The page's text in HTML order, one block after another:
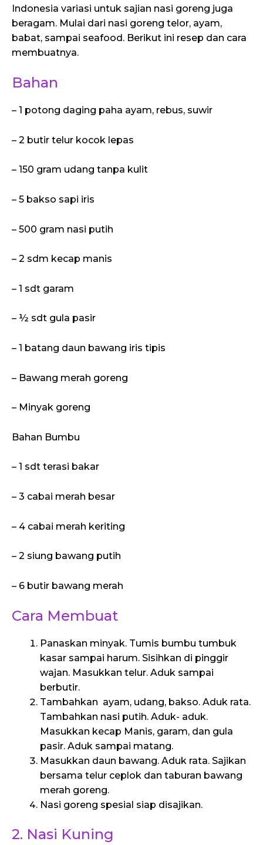
Indonesia variasi untuk sajian nasi goreng juga
beragam. Mulai dari nasi goreng telor, ayam,
babat, sampai seafood. Berikut ini resep dan cara
membuatnya.
Bahan
– 1 potong daging paha ayam, rebus, suwir
– 2 butir telur kocok lepas
– 150 gram udang tanpa kulit
– 5 bakso sapi iris
– 500 gram nasi putih
– 2 sdm kecap manis
– 1 sdt garam
– ½ sdt gula pasir
– 1 batang daun bawang iris tipis
– Bawang merah goreng
– Minyak goreng
Bahan Bumbu
– 1 sdt terasi bakar
– 3 cabai merah besar
– 4 cabai merah keriting
– 2 siung bawang putih
– 6 butir bawang merah
Cara Membuat
Panaskan minyak. Tumis bumbu tumbuk
kasar sampai harum. Sisihkan di pinggir
wajan. Masukkan telur. Aduk sampai
berbutir.
Tambahkan ayam, udang, bakso. Aduk rata.
Tambahkan nasi putih. Aduk- aduk.
Masukkan kecap Manis, garam, dan gula
pasir. Aduk sampai matang.
Masukkan daun bawang. Aduk rata. Sajikan
bersama telur ceplok dan taburan bawang
merah goreng.
Nasi goreng spesial siap disajikan.
2. Nasi Kuning